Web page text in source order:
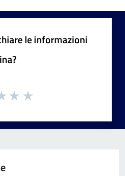
le informazioni